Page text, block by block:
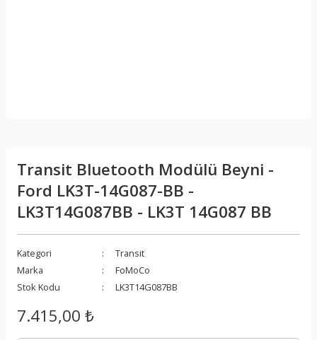
Transit Bluetooth Modülü Beyni -
Ford LK3T-14G087-BB -
LK3T14G087BB - LK3T 14G087 BB
Kategori
Transit
Marka
FoMoCo
Stok Kodu
LK3T14G087BB
7.415,00 ₺